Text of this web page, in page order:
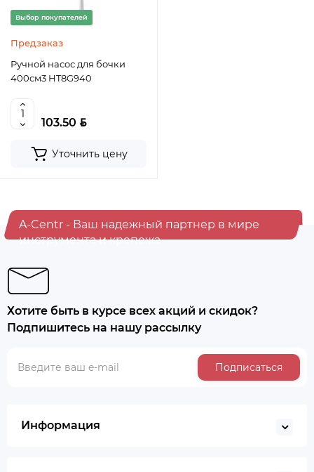
Выбор покупателей
Предзаказ
Ручной насос для бочки
400см3 HT8G940
103.50 BYN
Уточнить цену
A-Centr - Ваш надежный партнер в мире
инструмента и крепежа
Хотите быть в курсе всех акций и скидок?
Подпишитесь на нашу рассылку
Подписаться
Информация